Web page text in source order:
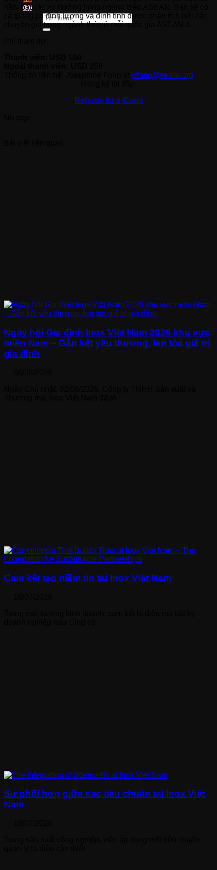
Tìm
kiếm:
nắm bắt các xu hướng trong ngành thép ASEAN. Bạn sẽ có
cả thông tin định lượng và định tính được phân tích bởi các
chuyên gia trong ngành thép ở mỗi quốc gia ASEAN-6.
ylfong@seaisi.org
Register for e-Event
Ngày hội Gia đình Inox Việt Nam 2026 khu vực
miền Nam – Gắn kết yêu thương, lan tỏa giá trị
gia đình
Cam kết tạo niềm tin tại Inox Việt Nam
Sự phối hợp giữa các tiêu chuẩn tại Inox Việt
Nam